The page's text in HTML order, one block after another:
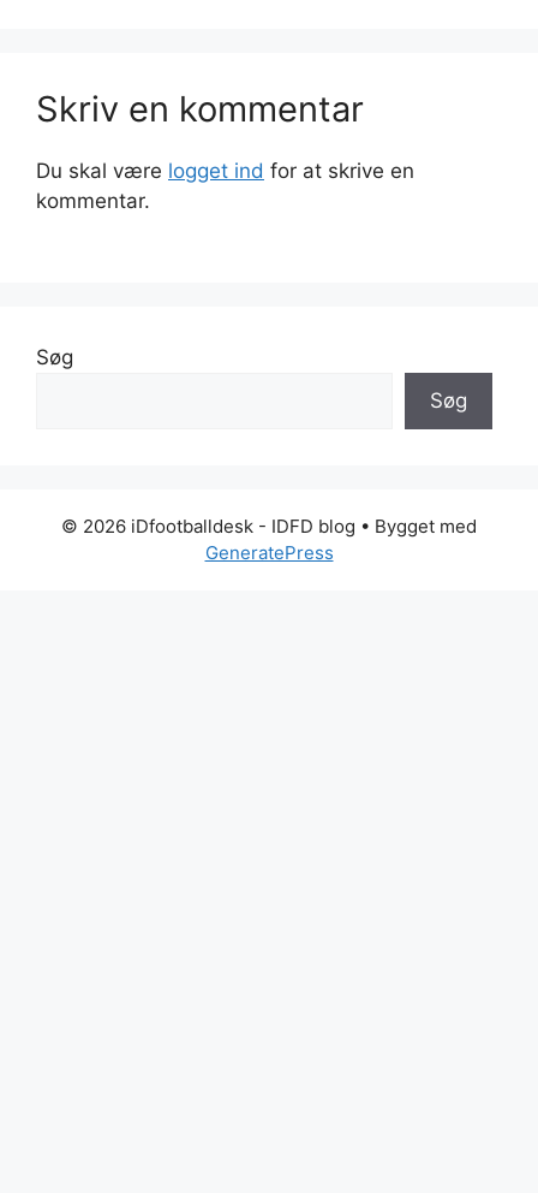
Skriv en kommentar
Du skal være logget ind for at skrive en
kommentar.
Søg
Søg
© 2026 iDfootballdesk - IDFD blog • Bygget med
GeneratePress